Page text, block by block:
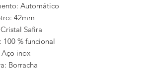
Automático
42mm
Safira
100 % funcional
inox
Borracha